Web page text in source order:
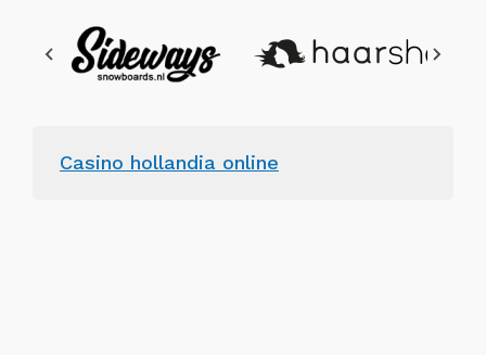
Casino hollandia online